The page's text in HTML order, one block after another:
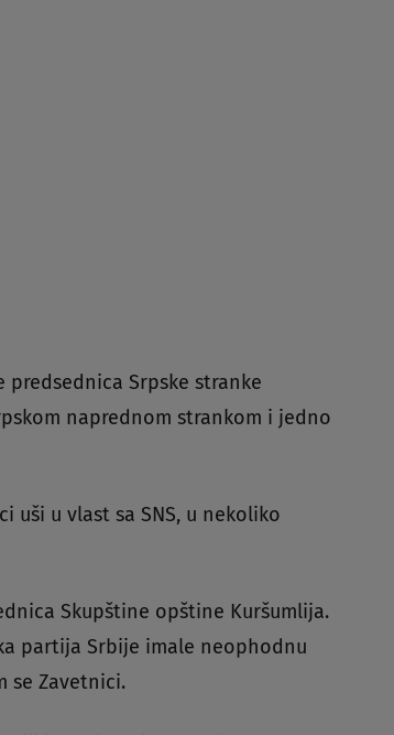
predsednica Srpske stranke
naprednom strankom i jedno
uši u vlast sa SNS, u nekoliko
Skupštine opštine Kuršumlija.
partija Srbije imale neophodnu
se Zavetnici.